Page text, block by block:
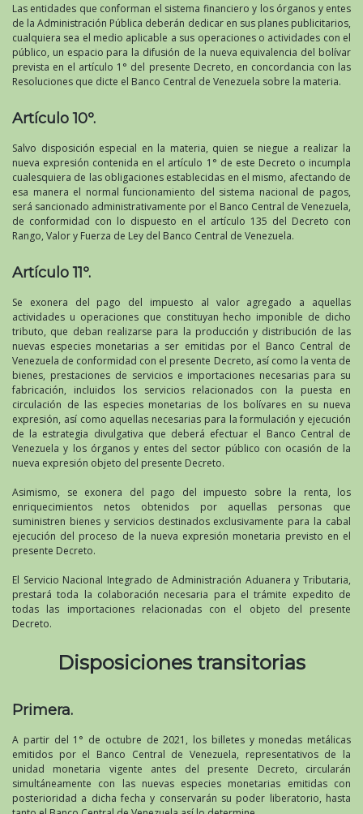
Las entidades que conforman el sistema financiero y los órganos y entes
de la Administración Pública deberán dedicar en sus planes publicitarios,
cualquiera sea el medio aplicable a sus operaciones o actividades con el
público, un espacio para la difusión de la nueva equivalencia del bolívar
prevista en el artículo 1° del presente Decreto, en concordancia con las
Resoluciones que dicte el Banco Central de Venezuela sobre la materia.
Artículo 10º.
Salvo disposición especial en la materia, quien se niegue a realizar la
nueva expresión contenida en el artículo 1° de este Decreto o incumpla
cualesquiera de las obligaciones establecidas en el mismo, afectando de
esa manera el normal funcionamiento del sistema nacional de pagos,
será sancionado administrativamente por el Banco Central de Venezuela,
de conformidad con lo dispuesto en el artículo 135 del Decreto con
Rango, Valor y Fuerza de Ley del Banco Central de Venezuela.
Artículo 11º.
Se exonera del pago del impuesto al valor agregado a aquellas
actividades u operaciones que constituyan hecho imponible de dicho
tributo, que deban realizarse para la producción y distribución de las
nuevas especies monetarias a ser emitidas por el Banco Central de
Venezuela de conformidad con el presente Decreto, así como la venta de
bienes, prestaciones de servicios e importaciones necesarias para su
fabricación, incluidos los servicios relacionados con la puesta en
circulación de las especies monetarias de los bolívares en su nueva
expresión, así como aquellas necesarias para la formulación y ejecución
de la estrategia divulgativa que deberá efectuar el Banco Central de
Venezuela y los órganos y entes del sector público con ocasión de la
nueva expresión objeto del presente Decreto.
Asimismo, se exonera del pago del impuesto sobre la renta, los
enriquecimientos netos obtenidos por aquellas personas que
suministren bienes y servicios destinados exclusivamente para la cabal
ejecución del proceso de la nueva expresión monetaria previsto en el
presente Decreto.
El Servicio Nacional Integrado de Administración Aduanera y Tributaria,
prestará toda la colaboración necesaria para el trámite expedito de
todas las importaciones relacionadas con el objeto del presente
Decreto.
Disposiciones transitorias
Primera.
A partir del 1° de octubre de 2021, los billetes y monedas metálicas
emitidos por el Banco Central de Venezuela, representativos de la
unidad monetaria vigente antes del presente Decreto, circularán
simultáneamente con las nuevas especies monetarias emitidas con
posterioridad a dicha fecha y conservarán su poder liberatorio, hasta